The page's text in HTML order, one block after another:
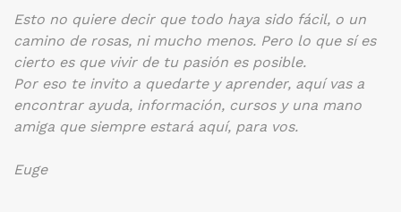
Esto no quiere decir que todo haya sido fácil, o un
camino de rosas, ni mucho menos. Pero lo que sí es
cierto es que vivir de tu pasión es posible.
Por eso te invito a quedarte y aprender, aquí vas a
encontrar ayuda, información, cursos y una mano
amiga que siempre estará aquí, para vos.
Euge